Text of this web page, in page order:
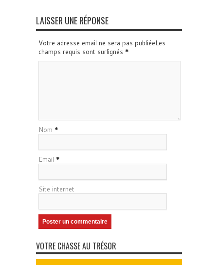
LAISSER UNE RÉPONSE
Votre adresse email ne sera pas publiéeLes
champs requis sont surlignés *
Nom *
Email *
Site internet
VOTRE CHASSE AU TRÉSOR